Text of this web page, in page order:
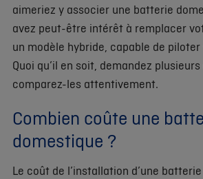
aimeriez y associer une batterie
avez peut-être intérêt à remplacer
un modèle hybride, capable de
Quoi qu’il en soit, demandez
comparez-les attentivement.
Combien coûte une
domestique ?
Le coût de l’installation d’une